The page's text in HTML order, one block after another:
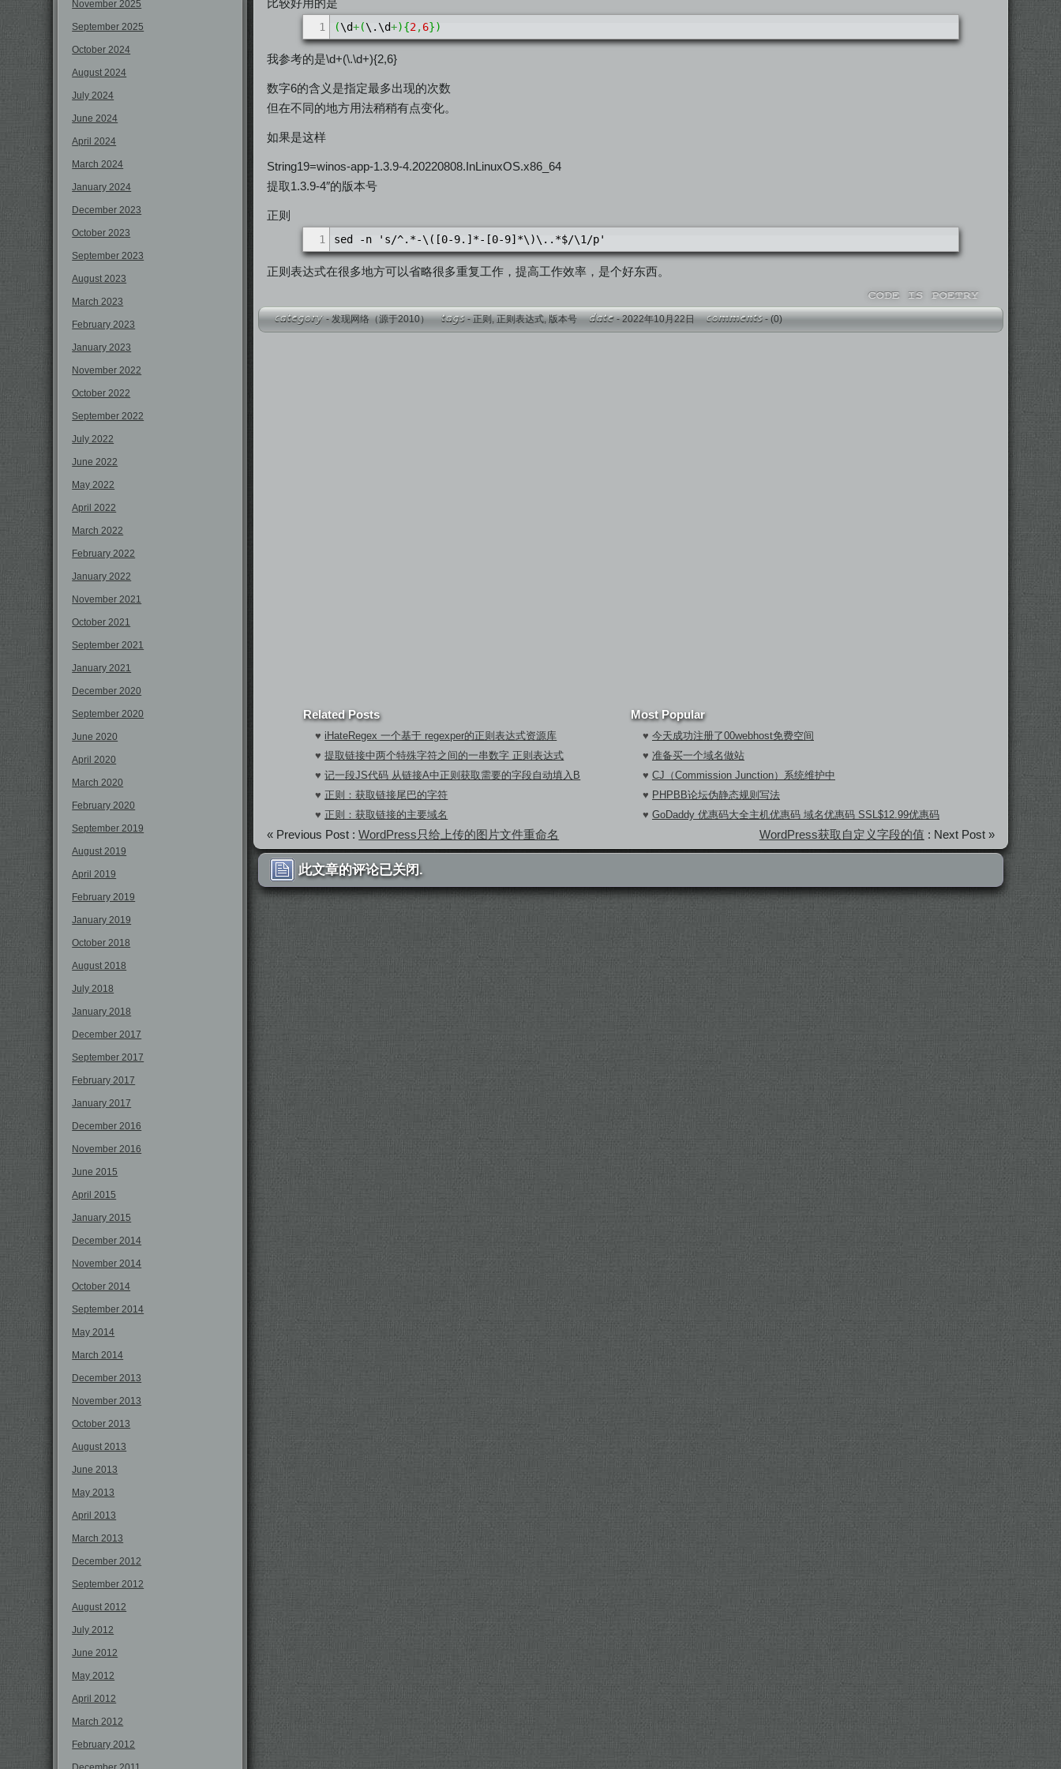
November 2025
September 2025
October 2024
August 2024
July 2024
June 2024
April 2024
March 2024
January 2024
December 2023
October 2023
September 2023
August 2023
March 2023
February 2023
January 2023
November 2022
October 2022
September 2022
July 2022
June 2022
May 2022
April 2022
March 2022
February 2022
January 2022
November 2021
October 2021
September 2021
January 2021
December 2020
September 2020
June 2020
April 2020
March 2020
February 2020
September 2019
August 2019
April 2019
February 2019
January 2019
October 2018
August 2018
July 2018
January 2018
December 2017
September 2017
February 2017
January 2017
December 2016
November 2016
June 2015
April 2015
January 2015
December 2014
November 2014
October 2014
September 2014
May 2014
March 2014
December 2013
November 2013
October 2013
August 2013
June 2013
May 2013
April 2013
March 2013
December 2012
September 2012
August 2012
July 2012
June 2012
May 2012
April 2012
March 2012
February 2012
比较好用的是
1 (\d+(\.\d+){2 ,6})
我参考的是\d+(\.\d+){2,6}
数字6的含义是指定最多出现的次数
但在不同的地方用法稍稍有点变化。
如果是这样
String19=winos-app-1.3.9-4.20220808.InLinuxOS.x86_64
提取1.3.9-4″的版本号
正则
1 sed -n 's/^.*-\([0-9.]*-[0-9]*\)\..*$/\1/p'
正则表达式在很多地方可以省略很多重复工作，提高工作效率，是个好东西。
-发现网络（源于2010） -正则,正则表达式,版本号 - 2022年10月22日 -(0)
Most Popular
♥今天成功注册了00webhost免费空间
♥准备买一个域名做站
♥CJ（Commission Junction）系统维护中
♥ PHPBB论坛伪静态规则写法
♥GoDaddy 优惠码大全主机优惠码 域名优惠码 SSL$12.99优惠码
Related Posts
♥ iHateRegex 一个基于 regexper的正则表达式资源库
♥提取链接中两个特殊字符之间的一串数字 正则表达式
♥记一段JS代码 从链接A中正则获取需要的字段自动填入B
♥正则：获取链接尾巴的字符
♥正则：获取链接的主要域名
« Previous Post :WordPress只给上传的图片文件重命名 WordPress获取自定义字段的值 : Next Post »
此文章的评论已关闭.